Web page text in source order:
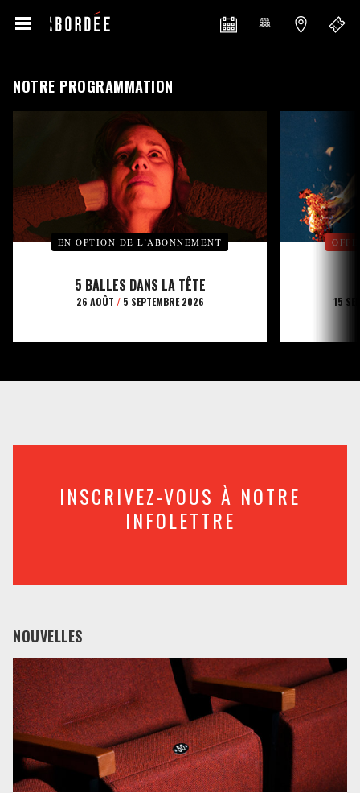
NOTRE PROGRAMMATION
EN OPTION DE L’ABONNEMENT
5 BALLES DANS LA TÊTE
26 AOÛT /5 SEPTEMBRE 2026 15
INSCRIVEZ-VOUS À NOTRE
INFOLETTRE
NOUVELLES